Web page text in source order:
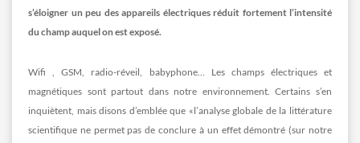
s’éloigner un peu des appareils électriques réduit fortement l’intensité
du champ auquel on est exposé.
Wifi , GSM, radio-réveil, babyphone… Les champs électriques et
magnétiques sont partout dans notre environnement. Certains s’en
inquiètent, mais disons d’emblée que «l’analyse globale de la littérature
scientifique ne permet pas de conclure à un effet démontré (sur notre